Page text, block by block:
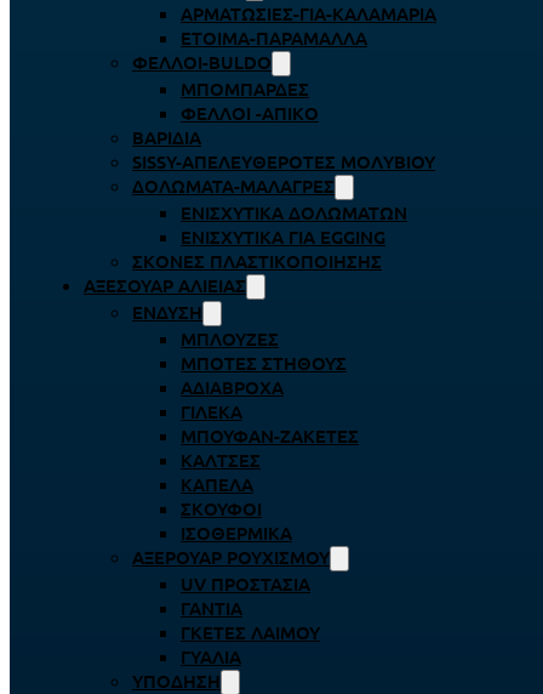
ΑΡΜΑΤΩΣΙΈΣ-ΓΙΑ-ΚΑΛΑΜΆΡΙΑ
ΈΤΟΙΜΑ-ΠΑΡΆΜΑΛΛΑ
ΦΕΛΛΟΊ-BULDO
ΜΠΟΜΠΆΡΔΕΣ
ΦΕΛΛΟΊ -ΑΠΊΚΟ
ΒΑΡΊΔΙΑ
SISSY-ΑΠΕΛΕΥΘΕΡΟΤΈΣ ΜΟΛΥΒΙΟΎ
ΔΟΛΏΜΑΤΑ-ΜΑΛΆΓΡΕΣ
ΕΝΙΣΧΥΤΙΚΆ ΔΟΛΩΜΆΤΩΝ
ΕΝΙΣΧΥΤΙΚΆ ΓΙΑ EGGING
ΣΚΌΝΕΣ ΠΛΑΣΤΙΚΟΠΟΊΗΣΗΣ
ΑΞΕΣΟΥΆΡ ΑΛΙΕΊΑΣ
ΈΝΔΥΣΗ
ΜΠΛΟΎΖΕΣ
ΜΠΌΤΕΣ ΣΤΉΘΟΥΣ
ΑΔΙΆΒΡΟΧΑ
ΓΙΛΈΚΑ
ΜΠΟΥΦΆΝ-ΖΑΚΈΤΕΣ
ΚΆΛΤΣΕΣ
ΚΑΠΈΛΑ
ΣΚΟΎΦΟΙ
ΙΣΟΘΕΡΜΙΚΆ
ΑΞΕΡΟΥΆΡ ΡΟΥΧΙΣΜΟΎ
UV ΠΡΟΣΤΑΣΊΑ
ΓΆΝΤΙΑ
ΓΚΈΤΕΣ ΛΑΊΜΟΥ
ΓΥΑΛΙΆ
ΥΠΌΔΗΣΗ